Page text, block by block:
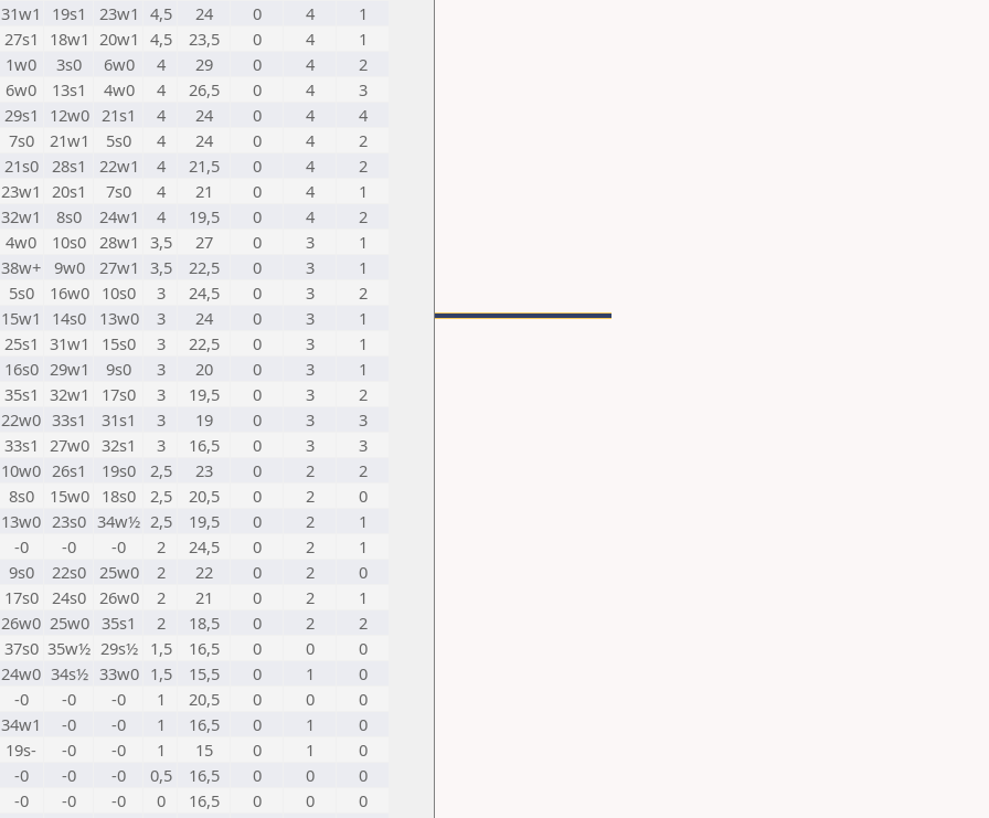
31w1
19s1 23w1 4,5 24 0 4
1
27s1
18w1 20w1 4,5 23,5 0 4
1
1w0
3s0 6w0 4 29 0 4
2
6w0
13s1 4w0 4 26,5 0 4
3
29s1
12w0 21s1 4 24 0 4
4
7s0
21w1 5s0 4 24 0 4
2
21s0
28s1 22w1 4 21,5 0 4
2
23w1 20s1 7s0 4 21 0 4
1
32w1
8s0 24w1 4 19,5 0 4
2
4w0
10s0 28w1 3,5 27 0 3
1
38w+ 9w0 27w1 3,5 22,5 0 3
1
5s0
16w0 10s0 3 24,5 0 3
2
15w1
14s0 13w0 3 24 0 3
1
25s1 31w1 15s0 3 22,5 0 3
1
16s0 29w1 9s0 3 20 0 3
1
35s1 32w1 17s0 3 19,5 0 3
2
22w0 33s1 31s1 3 19 0 3
3
33s1 27w0 32s1 3 16,5 0 3
3
10w0 26s1 19s0 2,5 23 0 2
2
8s0
15w0 18s0 2,5 20,5 0 2
0
13w0 23s0 34w½ 2,5 19,5 0 2
1
-0
-0 -0 2 24,5 0 2
1
9s0
22s0 25w0 2 22 0 2
0
17s0
24s0 26w0 2 21 0 2
1
26w0 25w0 35s1 2 18,5 0 2
2
37s0 35w½ 29s½ 1,5 16,5 0 0
0
24w0 34s½ 33w0 1,5 15,5 0 1
0
-0
-0 -0 1 20,5 0 0
0
34w1
-0 -0 1 16,5 0 1
0
19s-
-0 -0 1 15 0 1
0
-0
-0 -0 0,5 16,5 0 0
0
-0
-0 -0 0 16,5 0 0
0